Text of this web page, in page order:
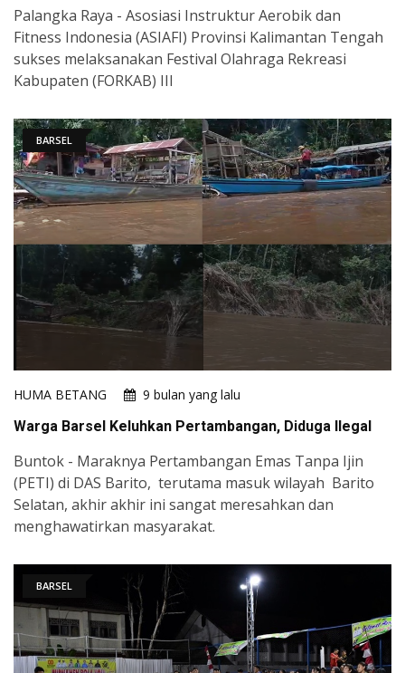
Palangka Raya - Asosiasi Instruktur Aerobik dan
Fitness Indonesia (ASIAFI) Provinsi Kalimantan Tengah
sukses melaksanakan Festival Olahraga Rekreasi
Kabupaten (FORKAB) III
BARSEL
HUMA BETANG
9 bulan yang lalu
Warga Barsel Keluhkan Pertambangan, Diduga Ilegal
Buntok - Maraknya Pertambangan Emas Tanpa Ijin
(PETI) di DAS Barito, terutama masuk wilayah Barito
Selatan, akhir akhir ini sangat meresahkan dan
menghawatirkan masyarakat.
BARSEL